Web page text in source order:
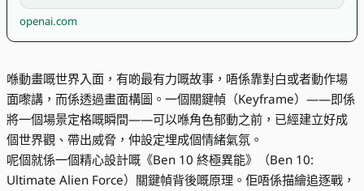
openai.com
喺動畫嘅世界入面，有啲最有力嘅故事，唔係靠對白或者動作場
面嚟講，而係透過畫面構圖。一個關鍵幀（Keyframe）——即係
將一個場景定格嘅瞬間——可以喺角色郁動之前，已經建立好成
個世界觀、帶出威脅，仲設定埋成個情緒氣氛。
呢個就係一個精心設計嘅《Ben 10 終極異能》（Ben 10:
Ultimate Alien Force）關鍵幀背後嘅原理。佢唔係描繪追逐戰，